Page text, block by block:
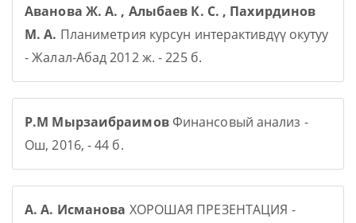
Аванова Ж. А. , Алыбаев К. С. , Пахирдинов
М. А. Планиметрия курсун интерактивдүү окутуу
- Жалал-Абад 2012 ж. - 225 б.
Р.М МырзаибраимовФинансовый анализ -
Ош, 2016, - 44 б.
А. А. Исманова ХОРОШАЯ ПРЕЗЕНТАЦИЯ -